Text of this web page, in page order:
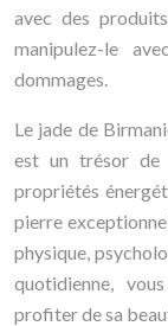
avec des
manipulez-le
dommages.
Le jade de
est un trésor de
propriétés
pierre
physique,
quotidienne,
profiter de sa